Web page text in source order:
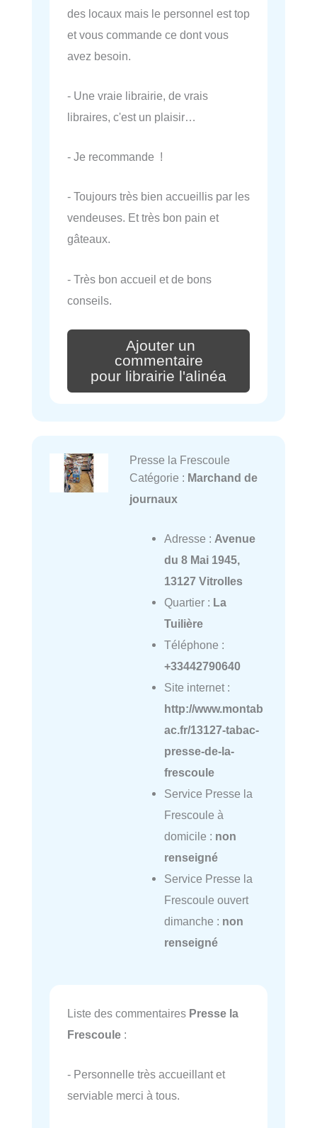
des locaux mais le personnel est top
et vous commande ce dont vous
avez besoin.
- Une vraie librairie, de vrais
libraires, c'est un plaisir…
- Je recommande !
- Toujours très bien accueillis par les
vendeuses. Et très bon pain et
gâteaux.
- Très bon accueil et de bons
conseils.
Ajouter un
commentaire
pour librairie l'alinéa
Presse la Frescoule
Catégorie : Marchand de
journaux
Adresse : Avenue
du 8 Mai 1945,
13127 Vitrolles
Quartier : La
Tuilière
Téléphone :
+33442790640
Site internet :
http://www.montab
ac.fr/13127-tabac-
presse-de-la-
frescoule
Service Presse la
Frescoule à
domicile : non
renseigné
Service Presse la
Frescoule ouvert
dimanche : non
renseigné
Liste des commentaires Presse la
Frescoule :
- Personnelle très accueillant et
serviable merci à tous.